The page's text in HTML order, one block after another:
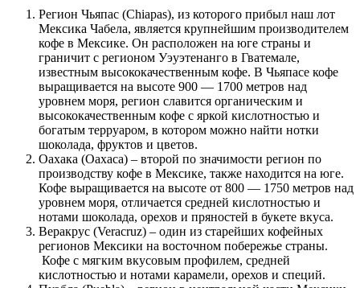
Регион Чьяпас (Chiapas), из которого прибыл наш лот
Мексика Чабела, является крупнейшим производителем
кофе в Мексике. Он расположен на юге страны и
граничит с регионом Уэуэтенанго в Гватемале,
известным высококачественным кофе. В Чьяпасе кофе
выращивается на высоте 900 — 1700 метров над
уровнем моря, регион славится органическим и
высококачественным кофе с яркой кислотностью и
богатым терруаром, в котором можно найти нотки
шоколада, фруктов и цветов.
Оахака (Oaxaca) – второй по значимости регион по
производству кофе в Мексике, также находится на юге.
Кофе выращивается на высоте от 800 — 1750 метров над
уровнем моря, отличается средней кислотностью и
нотами шоколада, орехов и пряностей в букете вкуса.
Веракрус (Veracruz) – один из старейших кофейных
регионов Мексики на восточном побережье страны.
Кофе с мягким вкусовым профилем, средней
кислотностью и нотами карамели, орехов и специй.